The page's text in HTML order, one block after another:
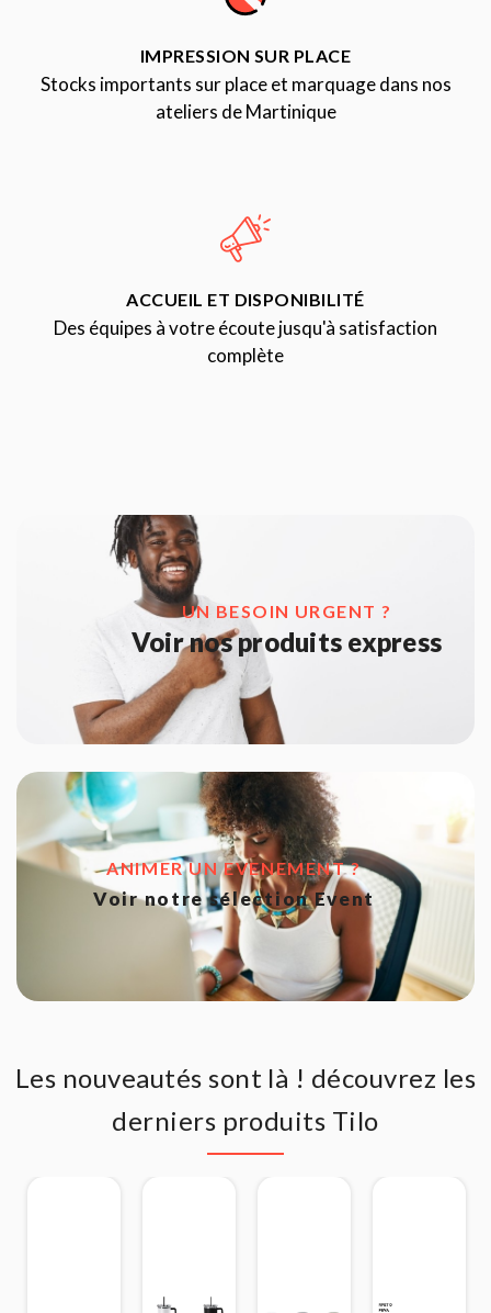
IMPRESSION SUR PLACE
Stocks importants sur place et marquage dans nos
ateliers de Martinique
ACCUEIL ET DISPONIBILITÉ
Des équipes à votre écoute jusqu'à satisfaction
complète
UN BESOIN URGENT ?
Voir nos produits express
ANIMER UN EVENEMENT ?
Voir notre sélection Event
Les nouveautés sont là ! découvrez les
derniers produits Tilo